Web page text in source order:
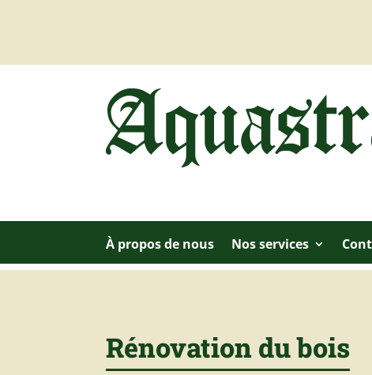
À propos de nous Nos services
Rénovation du bois